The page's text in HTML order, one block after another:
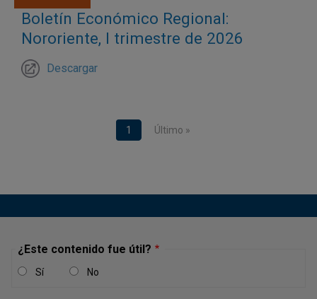
Boletín Económico Regional:
Nororiente, I trimestre de 2026
Descargar
Página actual
1 Última página
Último »
¿Este contenido fue útil?
Sí No